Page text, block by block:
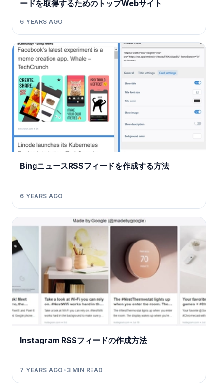
ードを取得するためのトップWebサイト
6 YEARS AGO
BingニュースRSSフィードを作成する方法
6 YEARS AGO
Instagram RSSフィードの作成方法
7 YEARS AGO • 3 MIN READ